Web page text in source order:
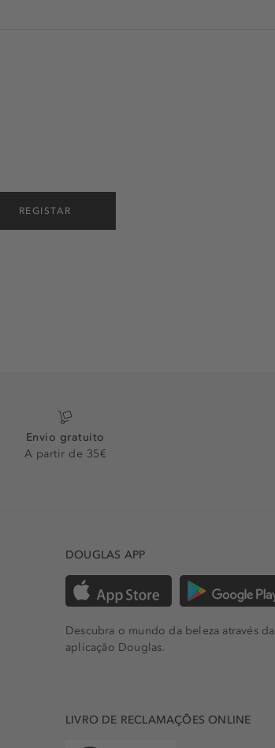
REGISTAR
Envio gratuito
A partir de 35€
DOUGLAS APP
Descubra o mundo da beleza através da
aplicação Douglas.
LIVRO DE RECLAMAÇÕES ONLINE